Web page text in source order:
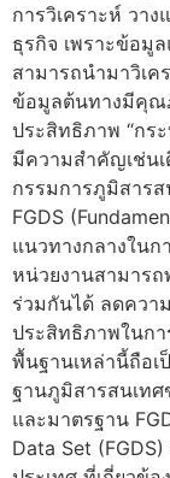
การวิเคราะห์ วา
ธุรกิจ เพราะข้อมู
สามารถนำมาวิเค
ข้อมูลต้นทางมีคุณ
ประสิทธิภาพ “กร
มีความสำคัญเช่น
กรรมการภูมิสาร
FGDS
แนวทางกลางใน
หน่วยงานสามาร
ร่วมกันได้ ลดควา
ประสิทธิภาพในก
พื้นฐานเหล่านี้ถือ
ฐานภูมิสารสนเท
และมาตรฐาน
Data Set